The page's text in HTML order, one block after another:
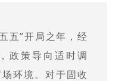
五”开局之年，经
政策导向适时调
环境。对于固收